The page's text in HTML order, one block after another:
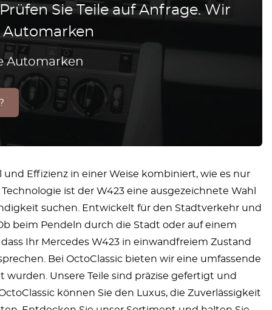
Sie Teile auf Anfrage. Wir
Automarken
Automarken
Effizienz in einer Weise kombiniert, wie es nur
ist der W423 eine ausgezeichnete Wahl
suchen. Entwickelt für den Stadtverkehr und
beim Pendeln durch die Stadt oder auf einem
Ihr Mercedes W423 in einwandfreiem Zustand
Bei OctoClassic bieten wir eine umfassende
Unsere Teile sind präzise gefertigt und
können Sie den Luxus, die Zuverlässigkeit